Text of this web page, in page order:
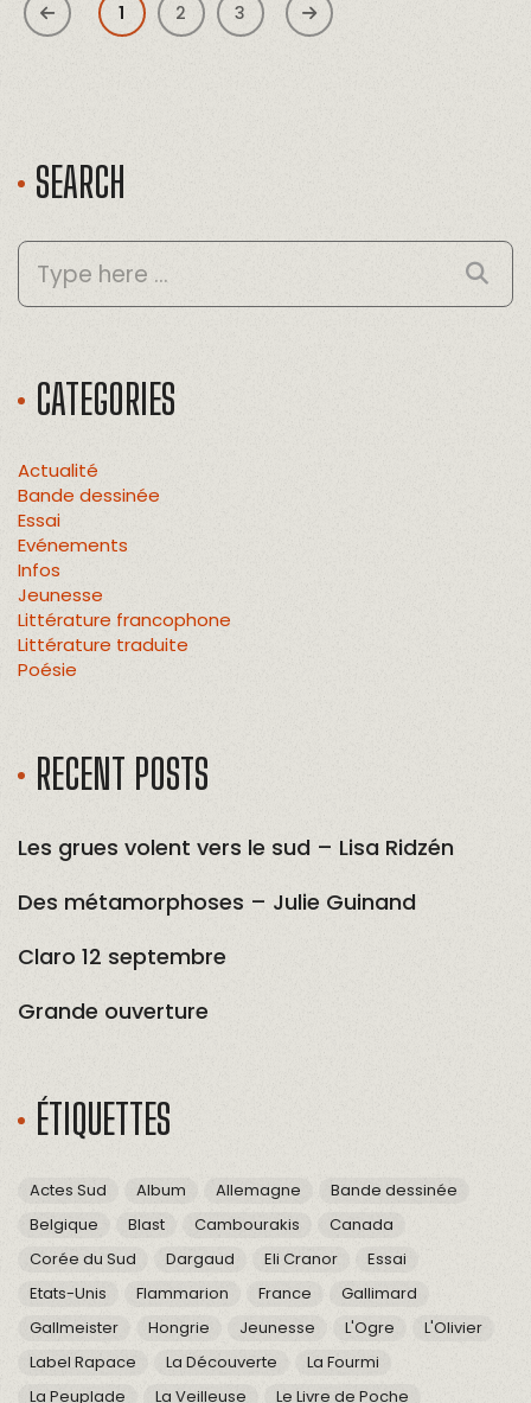
1 2 3
SEARCH
CATEGORIES
Actualité
Bande dessinée
Essai
Evénements
Infos
Jeunesse
Littérature francophone
Littérature traduite
Poésie
RECENT POSTS
Les grues volent vers le sud – Lisa Ridzén
Des métamorphoses – Julie Guinand
Claro 12 septembre
Grande ouverture
ÉTIQUETTES
Actes Sud Album Allemagne
Bande dessinée
Belgique
Blast Cambourakis
Canada
Corée du Sud
Dargaud Eli Cranor
Essai
Etats-Unis
Flammarion France
Gallimard
Gallmeister
Hongrie Jeunesse L'Ogre
L'Olivier
Label Rapace
La Découverte
La Fourmi
La Peuplade
La Veilleuse
Le Livre de Poche